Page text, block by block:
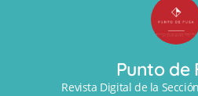
Punto de
Revista Digital de la